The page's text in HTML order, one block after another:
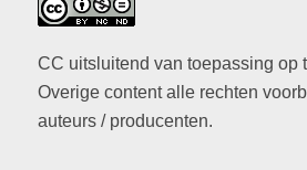
CC uitsluitend van toepassing op
Overige content alle rechten
auteurs / producenten.